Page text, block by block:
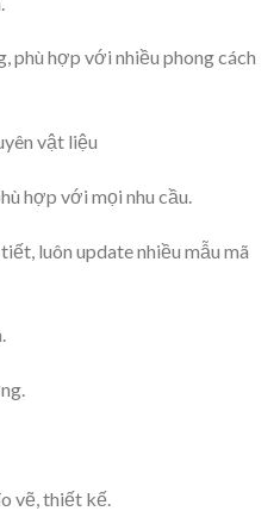
phù hợp với nhiều phong cách
vật liệu
hợp với mọi nhu cầu.
luôn update nhiều mẫu mã
vẽ, thiết kế.